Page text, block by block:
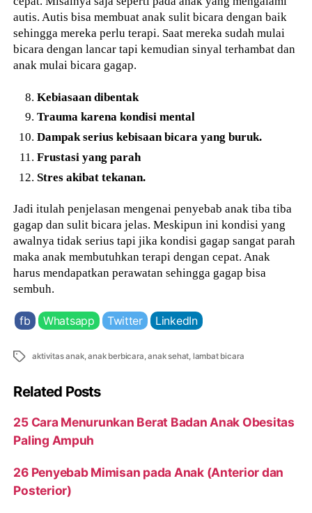
autis. Autis bisa membuat anak sulit bicara dengan baik
sehingga mereka perlu terapi. Saat mereka sudah mulai
bicara dengan lancar tapi kemudian sinyal terhambat dan
anak mulai bicara gagap.
Kebiasaan dibentak
Trauma karena kondisi mental
Dampak serius kebisaan bicara yang buruk.
Frustasi yang parah
Stres akibat tekanan.
Jadi itulah penjelasan mengenai penyebab anak tiba tiba
gagap dan sulit bicara jelas. Meskipun ini kondisi yang
awalnya tidak serius tapi jika kondisi gagap sangat parah
maka anak membutuhkan terapi dengan cepat. Anak
harus mendapatkan perawatan sehingga gagap bisa
sembuh.
fb Whatsapp Twitter LinkedIn
Tags aktivitas anak,anak berbicara ,anak sehat lambat bicara
Related Posts
25 Cara Menurunkan Berat Badan Anak Obesitas
Paling Ampuh
26 Penyebab Mimisan pada Anak (Anterior dan
Posterior)